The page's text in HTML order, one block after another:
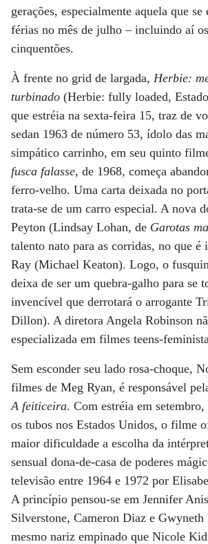
gerações, especialmente aquela que se
férias no mês de julho – incluindo aí
cinquentões.
À frente no grid de largada, Herbie:
turbinado (Herbie: fully loaded,
que estréia na sexta-feira 15, traz de
sedan 1963 de número 53, ídolo das
simpático carrinho, em seu quinto
fusca falasse, de 1968, começa
ferro-velho. Uma carta deixada no
trata-se de um carro especial. A nova
Peyton (Lindsay Lohan, de Garotas
talento nato para as corridas, no que é
Ray (Michael Keaton). Logo, o
deixa de ser um quebra-galho para se
invencível que derrotará o arrogante
Dillon). A diretora Angela Robinson
especializada em filmes teens-
Sem esconder seu lado rosa-choque,
filmes de Meg Ryan, é responsável
A feiticeira. Com estréia em
os tubos nos Estados Unidos, o filme
maior dificuldade a escolha da
sensual dona-de-casa de poderes
televisão entre 1964 e 1972 por
A princípio pensou-se em Jennifer
Silverstone, Cameron Diaz e
mesmo nariz empinado que Nicole